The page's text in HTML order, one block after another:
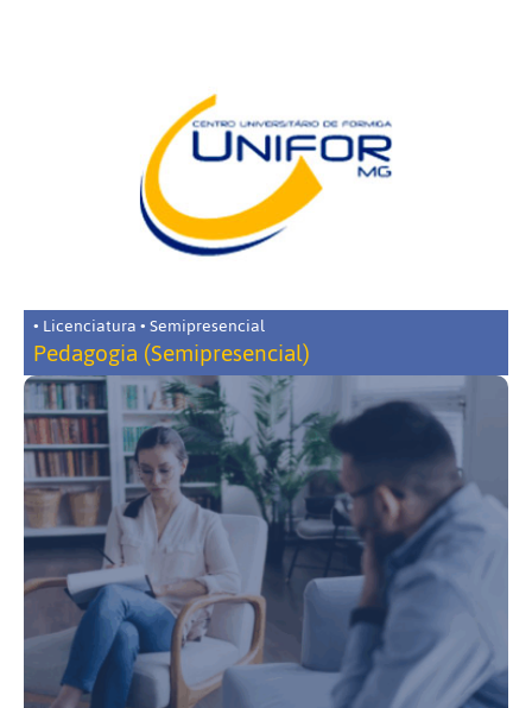
• Licenciatura • Semipresencial
Pedagogia (Semipresencial)